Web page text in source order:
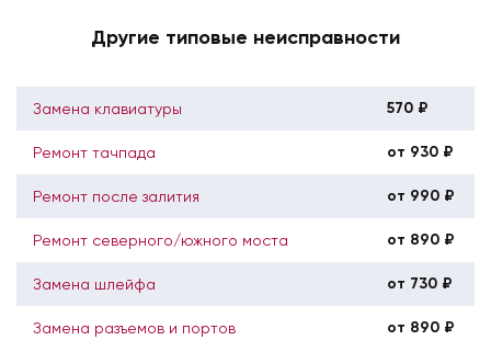
Другие типовые неисправности
Замена клавиатуры 570 ₽
Ремонт тачпада от 930 ₽
Ремонт после залития от 990 ₽
Ремонт северного/южного моста от 890 ₽
Замена шлейфа от 730 ₽
Замена разъемов и портов от 890 ₽